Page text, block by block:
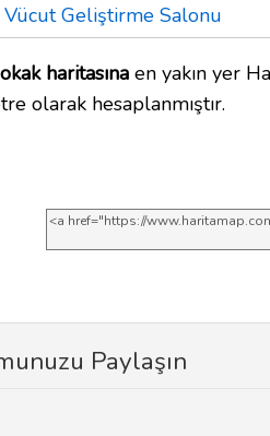
Vücut Geliştirme Salonu
haritasına en yakın yer
olarak hesaplanmıştır.
Paylaşın